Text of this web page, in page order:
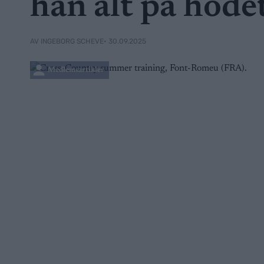
han alt på
AV INGEBORG SCHEVE• 30.09.2025
Medlemsartikler